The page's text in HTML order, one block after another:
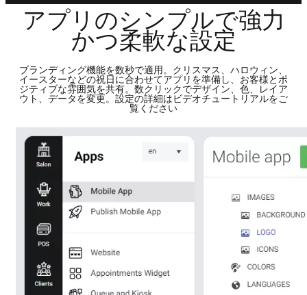
アプリのシンプルで強力
かつ柔軟な設定
ブランディング機能を数秒で適用。クリスマス、ハロウィン、
イースターなどの祝日に合わせてアプリを準備し、お客様とポ
ジティブな雰囲気を共有。数クリックでデザイン、色、レイア
ウト、データを変更。設定の詳細はビデオチュートリアルをご
覧ください